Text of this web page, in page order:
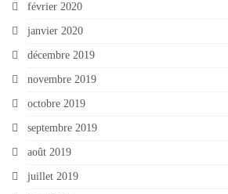
février 2020
janvier 2020
décembre 2019
novembre 2019
octobre 2019
septembre 2019
août 2019
juillet 2019